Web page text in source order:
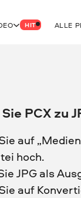
HIT ALLE
PCX zu
auf
hoch.
JPG als
auf